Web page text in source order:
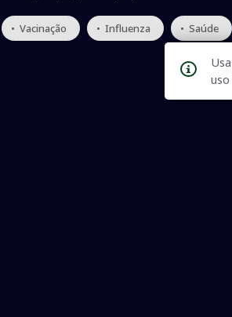
• Vacinação • Influenza • Saúde